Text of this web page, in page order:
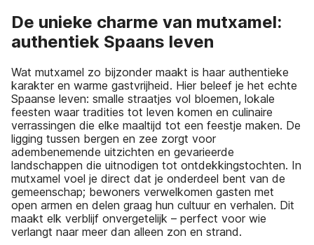
De unieke charme van mutxamel:
authentiek Spaans leven
Wat mutxamel zo bijzonder maakt is haar authentieke
karakter en warme gastvrijheid. Hier beleef je het echte
Spaanse leven: smalle straatjes vol bloemen, lokale
feesten waar tradities tot leven komen en culinaire
verrassingen die elke maaltijd tot een feestje maken. De
ligging tussen bergen en zee zorgt voor
adembenemende uitzichten en gevarieerde
landschappen die uitnodigen tot ontdekkingstochten. In
mutxamel voel je direct dat je onderdeel bent van de
gemeenschap; bewoners verwelkomen gasten met
open armen en delen graag hun cultuur en verhalen. Dit
maakt elk verblijf onvergetelijk – perfect voor wie
verlangt naar meer dan alleen zon en strand.